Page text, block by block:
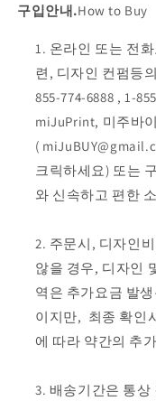
구입안내.How to Buy
온라인 또는 전
련, 디자인 컨펌등
855-774-6888 , 1-
miJuPrint, 미주바
(
크릭하세요) 또는
와 신속하고 편한
주문시, 디자인
않을 경우, 디자인
역은 추가요금 발
이지만, 최종 확인
에 따라 약간의 추
배송기간은 통상